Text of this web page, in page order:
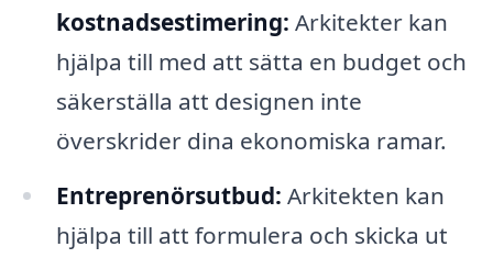
kostnadsestimering: Arkitekter kan
hjälpa till med att sätta en budget och
säkerställa att designen inte
överskrider dina ekonomiska ramar.
Entreprenörsutbud: Arkitekten kan
hjälpa till att formulera och skicka ut